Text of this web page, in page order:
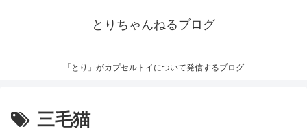
とりちゃんねるブログ
「とり」がカプセルトイについて発信するブログ
三毛猫